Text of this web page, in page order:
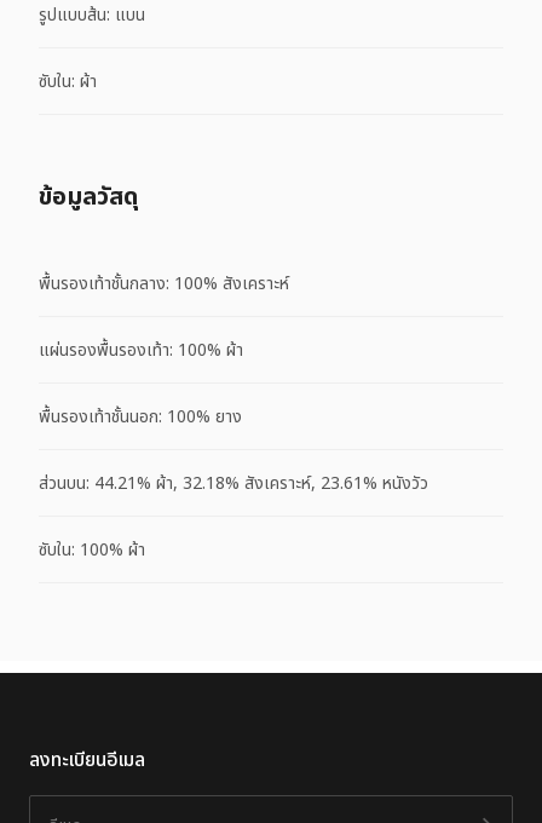
รูปแบบส้น: แบน
ซับใน: ผ้า
ข้อมูลวัสดุ
พื้นรองเท้าชั้นกลาง: 100% สังเคราะห์
แผ่นรองพื้นรองเท้า: 100% ผ้า
พื้นรองเท้าชั้นนอก: 100% ยาง
ส่วนบน: 44.21% ผ้า, 32.18% สังเคราะห์, 23.61% หนังวัว
ซับใน: 100% ผ้า
ลงทะเบียนอีเมล